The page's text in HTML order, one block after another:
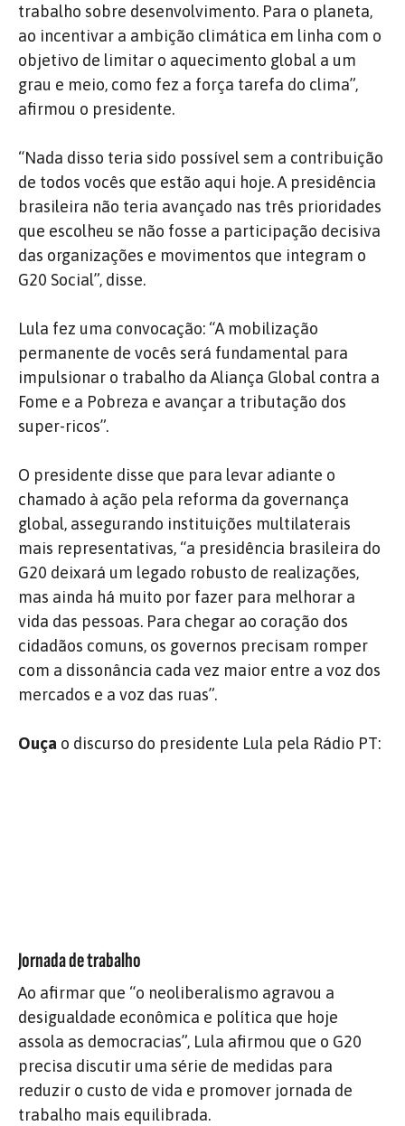
trabalho sobre desenvolvimento. Para o planeta,
ao incentivar a ambição climática em linha com o
objetivo de limitar o aquecimento global a um
grau e meio, como fez a força tarefa do clima”,
afirmou o presidente.
“Nada disso teria sido possível sem a contribuição
de todos vocês que estão aqui hoje. A presidência
brasileira não teria avançado nas três prioridades
que escolheu se não fosse a participação decisiva
das organizações e movimentos que integram o
G20 Social”, disse.
Lula fez uma convocação: “A mobilização
permanente de vocês será fundamental para
impulsionar o trabalho da Aliança Global contra a
Fome e a Pobreza e avançar a tributação dos
super-ricos”.
O presidente disse que para levar adiante o
chamado à ação pela reforma da governança
global, assegurando instituições multilaterais
mais representativas, “a presidência brasileira do
G20 deixará um legado robusto de realizações,
mas ainda há muito por fazer para melhorar a
vida das pessoas. Para chegar ao coração dos
cidadãos comuns, os governos precisam romper
com a dissonância cada vez maior entre a voz dos
mercados e a voz das ruas”.
Ouça o discurso do presidente Lula pela Rádio PT:
Jornada de trabalho
Ao afirmar que “o neoliberalismo agravou a
desigualdade econômica e política que hoje
assola as democracias”, Lula afirmou que o G20
precisa discutir uma série de medidas para
reduzir o custo de vida e promover jornada de
trabalho mais equilibrada.